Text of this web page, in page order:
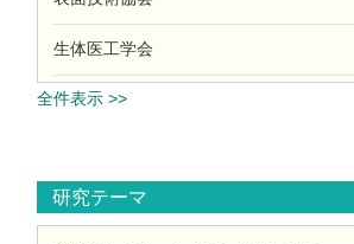
生体医工学会
全件表示 >>
研究テーマ